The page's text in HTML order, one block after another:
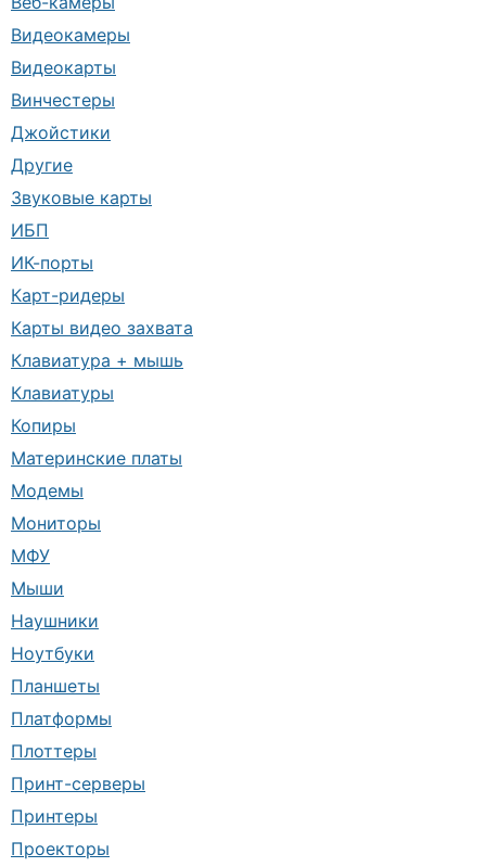
Видеокамеры
Видеокарты
Винчестеры
Джойстики
Другие
Звуковые карты
ИБП
ИК-порты
Карт-ридеры
Карты видео захвата
Клавиатура + мышь
Клавиатуры
Копиры
Материнские платы
Модемы
Мониторы
МФУ
Мыши
Наушники
Ноутбуки
Планшеты
Платформы
Плоттеры
Принт-серверы
Принтеры
Проекторы